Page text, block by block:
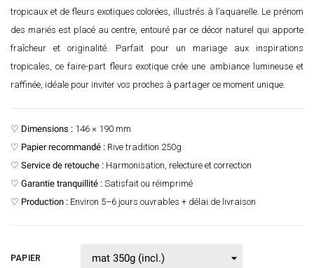
tropicaux et de fleurs exotiques colorées, illustrés à l’aquarelle. Le prénom
des mariés est placé au centre, entouré par ce décor naturel qui apporte
fraîcheur et originalité. Parfait pour un mariage aux inspirations
tropicales, ce faire-part fleurs exotique crée une ambiance lumineuse et
raffinée, idéale pour inviter vos proches à partager ce moment unique.
♡ Dimensions : 146 × 190 mm
♡ Papier recommandé : Rive tradition 250g
♡ Service de retouche : Harmonisation, relecture et correction
♡ Garantie tranquillité : Satisfait ou réimprimé
♡ Production : Environ 5–6 jours ouvrables + délai de livraison
PAPIER